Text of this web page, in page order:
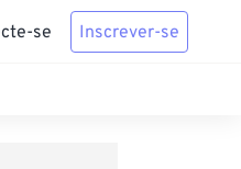
se Inscrever-se